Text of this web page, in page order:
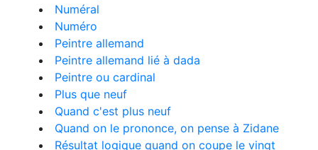
Numéral
Numéro
Peintre allemand
Peintre allemand lié à dada
Peintre ou cardinal
Plus que neuf
Quand c'est plus neuf
Quand on le prononce, on pense à Zidane
Résultat logique quand on coupe le vingt